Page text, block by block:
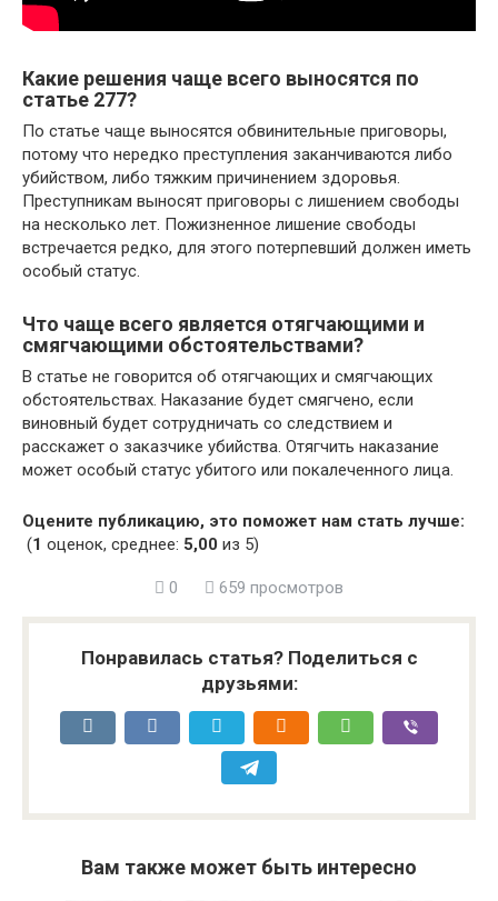
Какие решения чаще всего выносятся по
статье 277?
По статье чаще выносятся обвинительные приговоры,
потому что нередко преступления заканчиваются либо
убийством, либо тяжким причинением здоровья.
Преступникам выносят приговоры с лишением свободы
на несколько лет. Пожизненное лишение свободы
встречается редко, для этого потерпевший должен иметь
особый статус.
Что чаще всего является отягчающими и
смягчающими обстоятельствами?
В статье не говорится об отягчающих и смягчающих
обстоятельствах. Наказание будет смягчено, если
виновный будет сотрудничать со следствием и
расскажет о заказчике убийства. Отягчить наказание
может особый статус убитого или покалеченного лица.
Оцените публикацию, это поможет нам стать лучше:
(1 оценок, среднее: 5,00 из 5)
0 659 просмотров
Понравилась статья? Поделиться с
друзьями:
Вам также может быть интересно